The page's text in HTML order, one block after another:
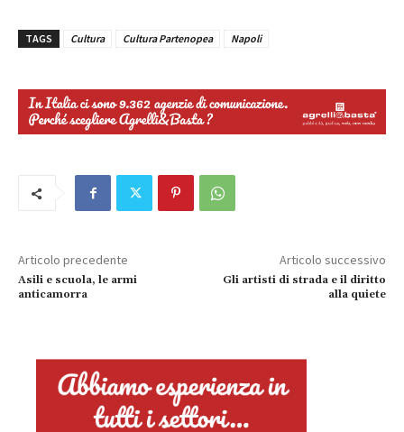
TAGS Cultura Cultura Partenopea Napoli
Articolo precedente
Asili e scuola, le armi
anticamorra
Articolo successivo
Gli artisti di strada e il diritto
alla quiete